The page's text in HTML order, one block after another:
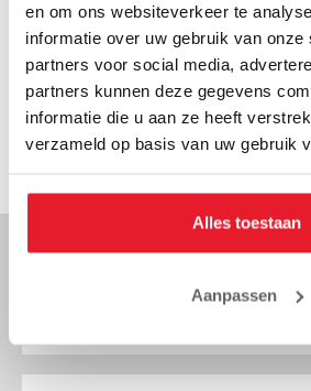
en om ons websiteverkeer te
informatie over uw gebruik van onze
partners voor social media,
partners kunnen deze gegevens
informatie die u aan ze heeft
verzameld op basis van uw gebruik
Alles toestaan
Aanpassen
GRATIS CADEAU’S BIJ
GROOTSTE VOORRAAD VAN